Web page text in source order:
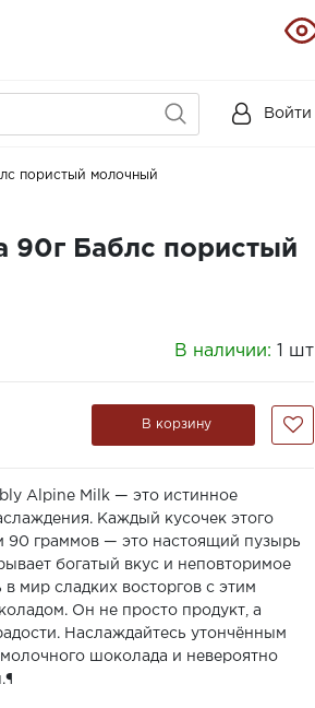
Войти
пористый молочный
90г Баблс пористый
В наличии: 1 шт
В корзину
Alpine Milk — это истинное
Каждый кусочек этого
90 граммов — это настоящий пузырь
богатый вкус и неповторимое
в мир сладких восторгов с этим
Он не просто продукт, а
Наслаждайтесь утончённым
шоколада и невероятно